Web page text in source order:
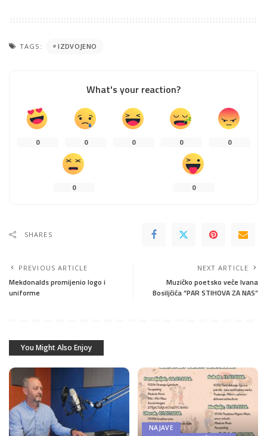
TAGS: IZDVOJENO
What's your reaction?
0 0 0 0 0
0 0
SHARES
PREVIOUS ARTICLE
Mekdonalds promijenio logo i
uniforme
NEXT ARTICLE
Muzičko poetsko veče Ivana
Bosiljčića “PAR STIHOVA ZA NAS”
You Might Also Enjoy
NAJAVE